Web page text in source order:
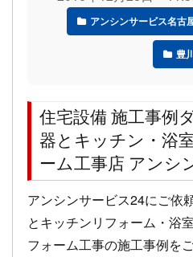
アンシンサービス名古
豊
住宅設備 施工事例
器とキッチン・浴
ーム工事店 アンシ
アンシンサービス24にご依
とキッチンリフォーム・浴
フォーム工事の施工事例を